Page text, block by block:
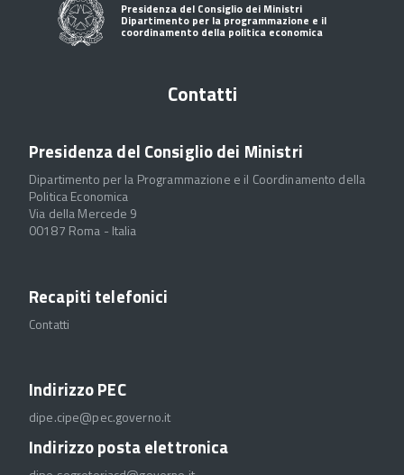
Presidenza del Consiglio dei Ministri
Dipartimento per la programmazione e il
coordinamento della politica economica
Contatti
Presidenza del Consiglio dei Ministri
Dipartimento per la Programmazione e il Coordinamento della
Politica Economica
Via della Mercede 9
00187 Roma - Italia
Recapiti telefonici
Contatti
Indirizzo PEC
dipe.cipe@pec.governo.it
Indirizzo posta elettronica